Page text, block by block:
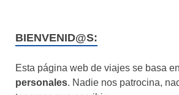
BIENVENID@S:
Esta página web de viajes se basa en
personales. Nadie nos patrocina,